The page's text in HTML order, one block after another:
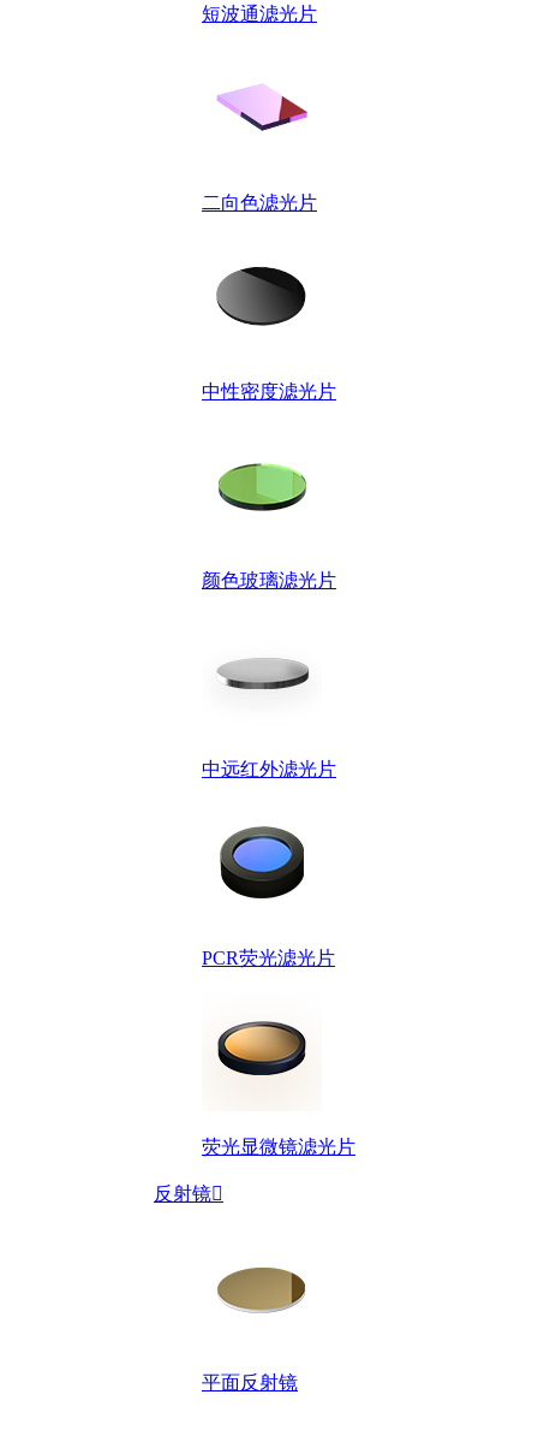
短波通滤光片
二向色滤光片
中性密度滤光片
颜色玻璃滤光片
中远红外滤光片
PCR荧光滤光片
荧光显微镜滤光片
反射镜
平面反射镜